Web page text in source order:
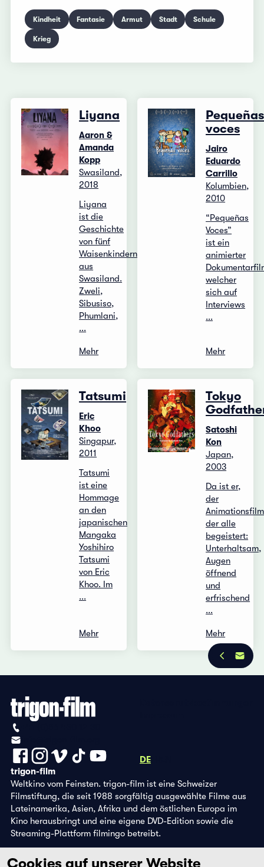
Kindheit Fantasie Armut Stadt Schule
Krieg
Liyana
Aaron &
Amanda
Kopp
Swasiland,
2018
Liyana
ist die
Geschichte
von fünf
Waisenkindern
aus
Swasiland.
Zweli,
Sibusiso,
Phumlani,
...
Mehr
Pequeñas
voces
Jairo
Eduardo
Carrillo
Kolumbien,
2010
“Pequeñas
Voces”
ist ein
animierter
welcher
sich auf
Interviews
...
Mehr
Tatsumi
Eric
Khoo
Singapur,
2011
Tatsumi
ist eine
Hommage
an den
japanischen
Mangaka
Yoshihiro
Tatsumi
von Eric
Khoo. Im
...
Mehr
Tokyo
Satoshi
Kon
Japan,
2003
Da ist er,
der
der alle
begeistert:
Unterhaltsam,
Augen
öffnend
und
erfrischend
...
Mehr
DE
trigon-film
Weltkino vom Feinsten. trigon-film ist eine Schweizer
Filmstiftung, die seit 1988 sorgfältig ausgewählte Filme aus
Lateinamerika, Asien, Afrika und dem östlichen Europa im
Kino herausbringt und eine eigene DVD-Edition sowie die
Streaming-Plattform filmingo betreibt.
Cookies auf unserer Website